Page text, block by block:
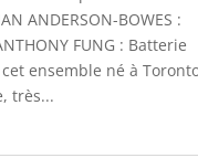
ANDERSON-BOWES :
FUNG : Batterie
ensemble né à
très...